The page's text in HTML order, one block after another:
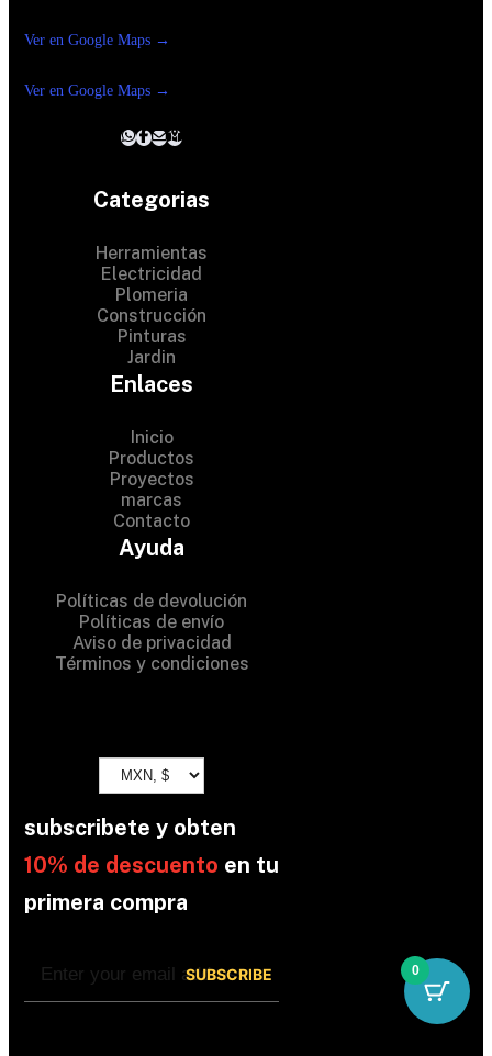
Ver en Google Maps →
Ver en Google Maps →
Categorias
Herramientas
Electricidad
Plomeria
Construcción
Pinturas
Jardin
Enlaces
Inicio
Productos
Proyectos
marcas
Contacto
Ayuda
Políticas de devolución
Políticas de envío
Aviso de privacidad
Términos y condiciones
subscribete y obten
10% de descuento en tu
primera compra
0